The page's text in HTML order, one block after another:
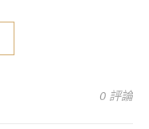
0 評論